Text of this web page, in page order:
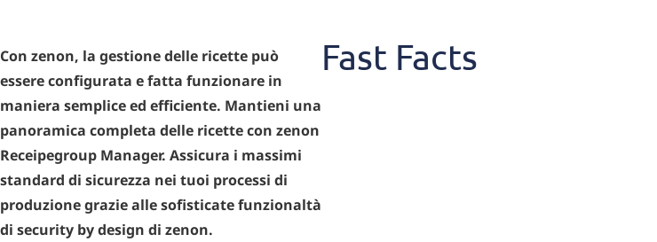
Con zenon, la gestione delle ricette può
essere configurata e fatta funzionare in
maniera semplice ed efficiente. Mantieni una
panoramica completa delle ricette con zenon
Receipegroup Manager. Assicura i massimi
standard di sicurezza nei tuoi processi di
produzione grazie alle sofisticate funzionaltà
di security by design di zenon.
Fast Facts